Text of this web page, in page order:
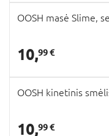
OOSH masė Slime,
10,99 €
OOSH kinetinis
10,99 €